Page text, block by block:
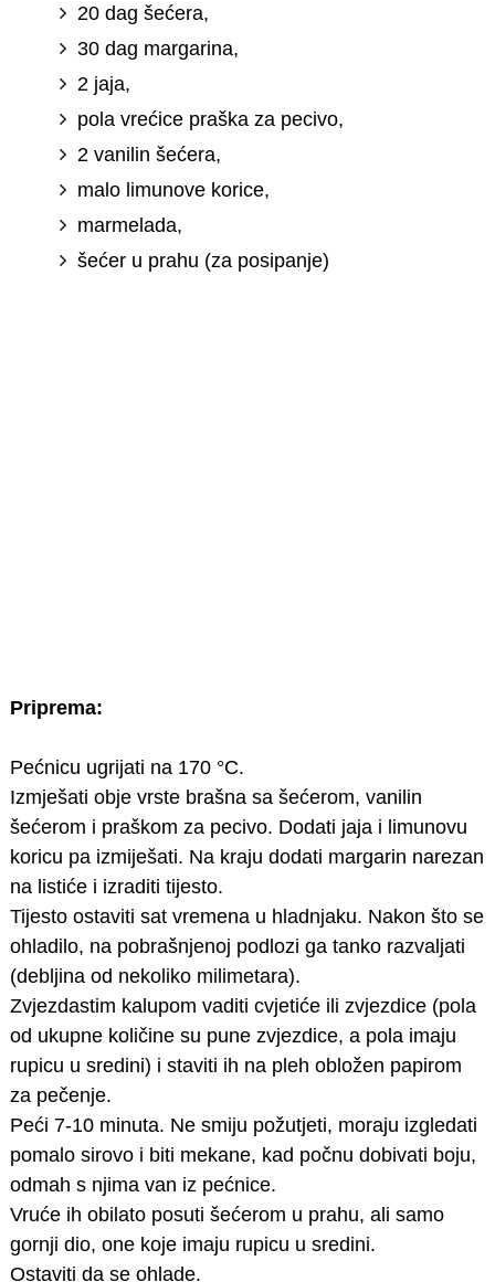
20 dag šećera,
30 dag margarina,
2 jaja,
pola vrećice praška za pecivo,
2 vanilin šećera,
malo limunove korice,
marmelada,
šećer u prahu (za posipanje)
Priprema:
Pećnicu ugrijati na 170 °C.
Izmješati obje vrste brašna sa šećerom, vanilin
šećerom i praškom za pecivo. Dodati jaja i limunovu
koricu pa izmiješati. Na kraju dodati margarin narezan
na listiće i izraditi tijesto.
Tijesto ostaviti sat vremena u hladnjaku. Nakon što se
ohladilo, na pobrašnjenoj podlozi ga tanko razvaljati
(debljina od nekoliko milimetara).
Zvjezdastim kalupom vaditi cvjetiće ili zvjezdice (pola
od ukupne količine su pune zvjezdice, a pola imaju
rupicu u sredini) i staviti ih na pleh obložen papirom
za pečenje.
Peći 7-10 minuta. Ne smiju požutjeti, moraju izgledati
pomalo sirovo i biti mekane, kad počnu dobivati boju,
odmah s njima van iz pećnice.
Vruće ih obilato posuti šećerom u prahu, ali samo
gornji dio, one koje imaju rupicu u sredini.
Ostaviti da se ohlade.